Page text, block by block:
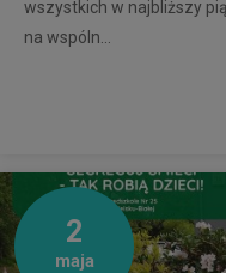
wszystkich w najbliższy
na wspóln...
2
maja